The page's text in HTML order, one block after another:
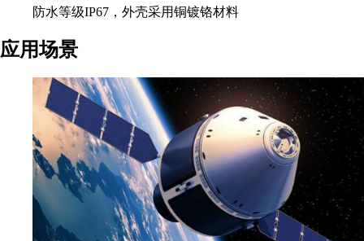
防水等级IP67，外壳采用铜镀铬材料
应用场景